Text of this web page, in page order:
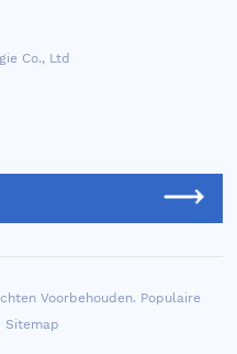
Co., Ltd
Voorbehouden. Populaire
Sitemap